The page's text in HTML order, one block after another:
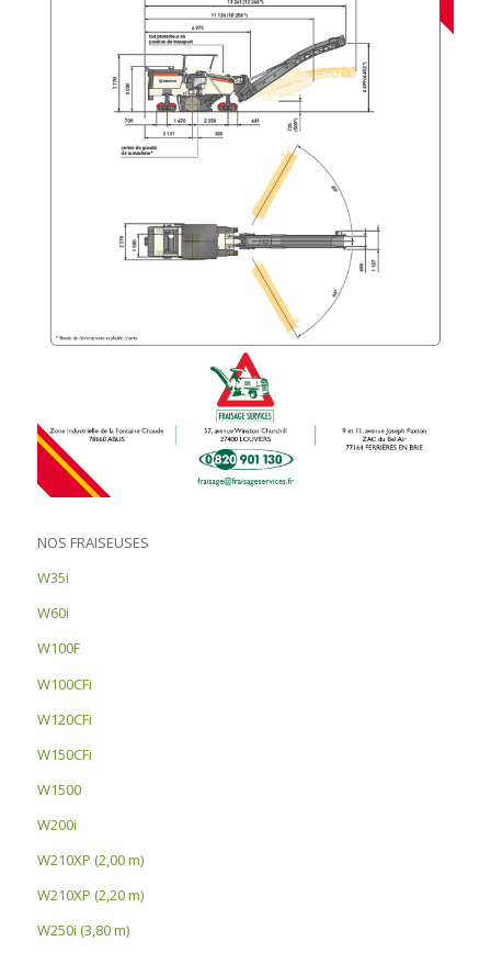
NOS FRAISEUSES
W35i
W60i
W100F
W100CFi
W120CFi
W150CFi
W1500
W200i
W210XP (2,00 m)
W210XP (2,20 m)
W250i (3,80 m)